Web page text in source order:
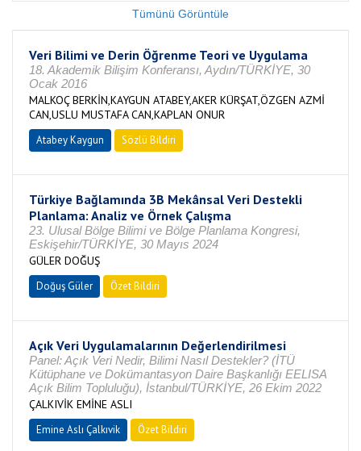
Tümünü Görüntüle
Veri Bilimi ve Derin Öğrenme Teori ve Uygulama
18. Akademik Bilişim Konferansı, Aydın/TÜRKİYE, 30
Ocak 2016
MALKOÇ BERKİN,KAYGUN ATABEY,AKER KÜRŞAT,ÖZGEN AZMİ
CAN,USLU MUSTAFA CAN,KAPLAN ONUR
Atabey Kaygun Sözlü Bildiri
Türkiye Bağlamında 3B Mekânsal Veri Destekli
Planlama: Analiz ve Örnek Çalışma
23. Ulusal Bölge Bilimi ve Bölge Planlama Kongresi,
Eskişehir/TÜRKİYE, 30 Mayıs 2024
GÜLER DOĞUŞ
Doğuş Güler Özet Bildiri
Açık Veri Uygulamalarının Değerlendirilmesi
Panel: Açık Veri Nedir, Bilimi Nasıl Destekler? (İTÜ
Kütüphane ve Dokümantasyon Daire Başkanlığı EELISA
Açık Bilim Topluluğu), İstanbul/TÜRKİYE, 26 Ekim 2022
ÇALKIVİK EMİNE ASLI
Emine Aslı Çalkıvik Özet Bildiri